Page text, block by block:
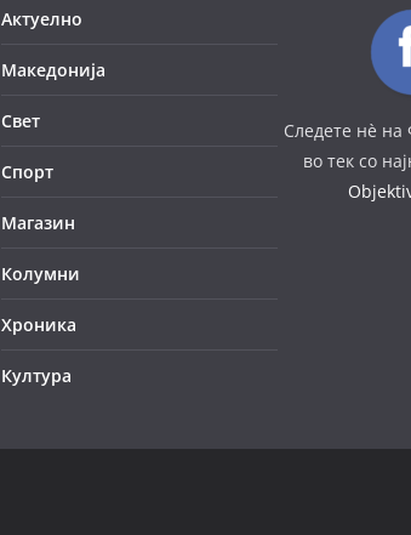
Актуелно
Македонија
Свет
Спорт
Магазин
Колумни
Хроника
Култура
Следете нè на
во тек со